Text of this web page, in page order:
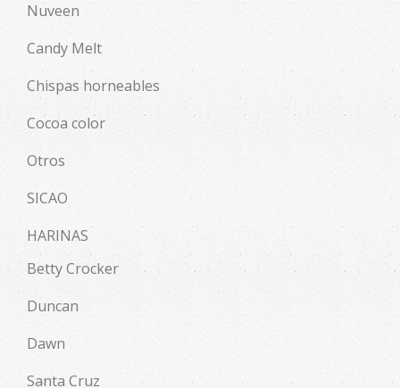
Nuveen
Candy Melt
Chispas horneables
Cocoa color
Otros
SICAO
HARINAS
Betty Crocker
Duncan
Dawn
Santa Cruz